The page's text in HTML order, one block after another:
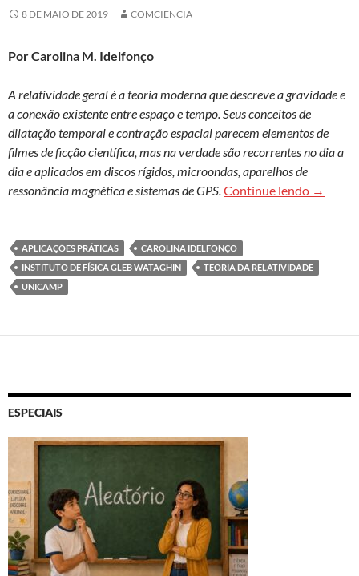
8 DE MAIO DE 2019 COMCIENCIA
Por Carolina M. Idelfonço
A relatividade geral é a teoria moderna que descreve a gravidade e
a conexão existente entre espaço e tempo. Seus conceitos de
dilatação temporal e contração espacial parecem elementos de
filmes de ficção científica, mas na verdade são recorrentes no dia a
dia e aplicados em discos rígidos, microondas, aparelhos de
ressonância magnética e sistemas de GPS.Continue lendo →
APLICAÇÕES PRÁTICAS
CAROLINA IDELFONÇO
INSTITUTO DE FÍSICA GLEB WATAGHIN
TEORIA DA RELATIVIDADE
UNICAMP
ESPECIAIS